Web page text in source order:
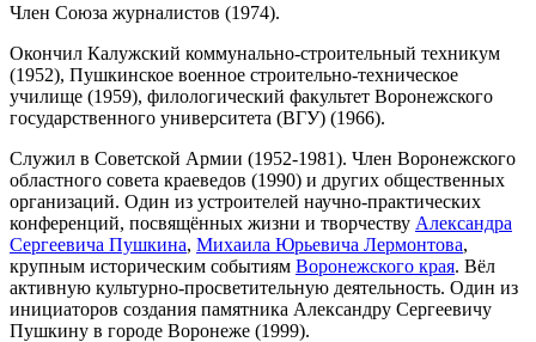
Член Союза журналистов (1974).
Окончил Калужский коммунально-строительный техникум
(1952), Пушкинское военное строительно-техническое
училище (1959), филологический факультет Воронежского
государственного университета (ВГУ) (1966).
Служил в Советской Армии (1952-1981). Член Воронежского
областного совета краеведов (1990) и других общественных
организаций. Один из устроителей научно-практических
конференций, посвящённых жизни и творчеству Александра
Сергеевича Пушкина, Михаила Юрьевича Лермонтова,
крупным историческим событиям Воронежского края. Вёл
активную культурно-просветительную деятельность. Один из
инициаторов создания памятника Александру Сергеевичу
Пушкину в городе Воронеже (1999).